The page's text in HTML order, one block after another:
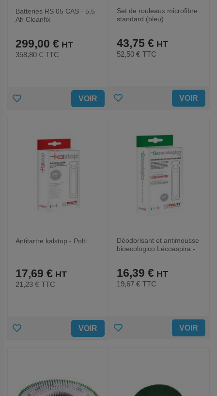
Batteries RS 05 CAS - 5,5
Ah Cleanfix
299,00 €
358,80 € TTC
AJOUTER VOIR
Set de rouleaux microfibre
standard (bleu)
43,75 €
52,50 € TTC
AJOUTER VOIR
Antitartre kalstop - Polti
17,69 €
21,23 € TTC
AJOUTER VOIR
Déodorisant et antimousse
bioecologico Lécoaspira -
16,39 €
19,67 € TTC
AJOUTER VOIR